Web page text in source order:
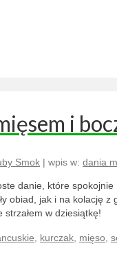
i
Smok | wpis w: dania
danie, które
obiad, jak i na kolację z
strzałem w dziesiątkę!
kurczak mięso